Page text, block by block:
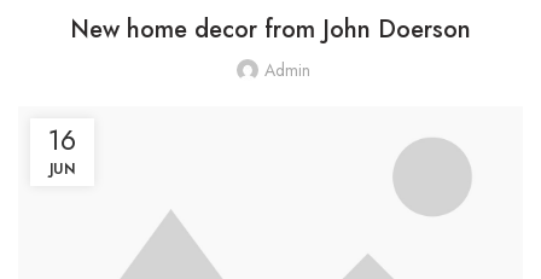
New home decor from John Doerson
Admin
16
JUN